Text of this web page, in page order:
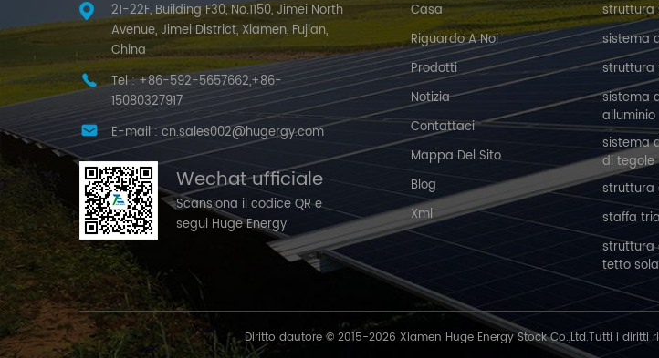
21-22F, Building F30, No.1150, Jimei North
Avenue, Jimei District, Xiamen, Fujian,
China
Tel :+86-592-5657662,+86-
15080327917
E-mail :cn.sales002@hugergy.com
Wechat ufficiale
Scansiona il codice QR e
segui Huge Energy
Casa
Riguardo A Noi
Prodotti
Notizia
Contattaci
Mappa Del Sito
Blog
Xml
struttura
sistema
struttura
sistema
alluminio
sistema
di tegole
struttura
staffa
struttura
tetto
Diritto dautore © 2015-2026 Xiamen Huge Energy Stock Co.,Ltd.Tutti i diritti